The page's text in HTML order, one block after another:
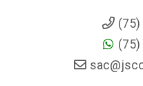
(75)